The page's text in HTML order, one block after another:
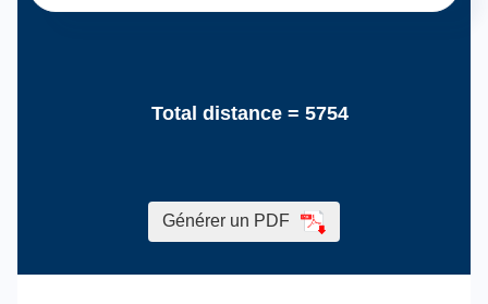
Total distance = 5754
Générer un PDF